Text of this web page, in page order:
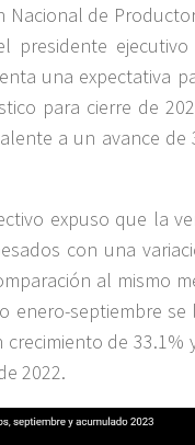
Nacional de
presidente
una expectativa
para cierre de
a un avance de
expuso que la
con una
al mismo
enero-septiembre se
de 33.1%
2022.